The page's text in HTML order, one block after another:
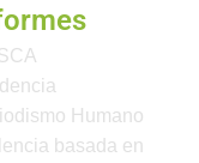
Humano
basada en